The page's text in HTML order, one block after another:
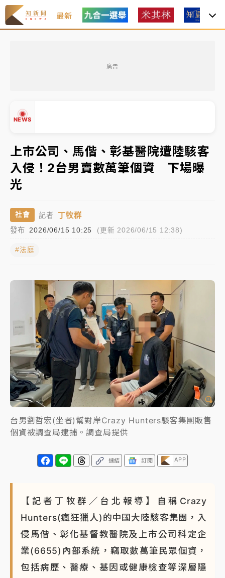
最新
廣告
NEWS
有片｜
連根拔起
中颱白海豚風雨來了！中部以北防豪雨 今晚、明天影
響最劇烈
白海豚逼近！北市水門只出不進 未移置車輛最高罰
4800＋拖吊費
油價持續凍漲！ 中油宣布下周一汽柴油價格維持不變
路鷹架倒塌壓2車
連根拔起
中颱白海豚風雨來了！中部以北防豪雨 今晚、明天影
響最劇烈
白海豚逼近！北市水門只出不進 未移置車輛最高罰
4800＋拖吊費
▼
上市公司、馬偕、彰基醫院遭陸駭客
入侵！2台男賣數萬筆個資 下場曝
光
社會 記者 丁牧群
發布 2026/06/15 10:25 (更新 2026/06/15 12:38)
#法庭
台男劉哲宏(坐者)幫對岸Crazy Hunters駭客集團販售
個資被調查局逮捕。調查局提供
連結 訂閱 APP
【記者丁牧群／台北報導】自稱Crazy
Hunters(瘋狂獵人)的中國大陸駭客集團，入
侵馬偕、彰化基督教醫院及上市公司科定企
業(6655)內部系統，竊取數萬筆民眾個資，
包括病歷、醫療、基因或健康檢查等深層隱